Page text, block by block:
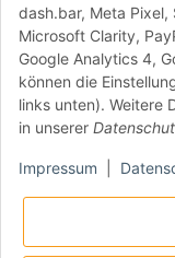
dash.bar, Meta Pixel,
Microsoft Clarity,
Google Analytics 4,
können die
links unten). Weitere
in unserer
Impressum
13,34 €*
2,67 € pro 1 kg
Momentan nicht
Molini Ambrosio
Stabia bei